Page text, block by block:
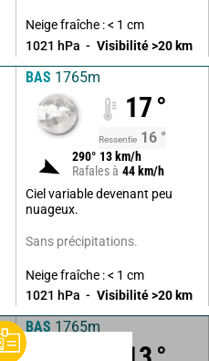
Neige fraîche : < 1 cm
1021 hPa Visibilité >20 km
BAS 1765m
17 °
Ressentie 16 °
290° 13 km/h
Rafales à 44 km/h
Ciel variable devenant peu
nuageux.
Sans précipitations.
Neige fraîche : < 1 cm
1021 hPa Visibilité >20 km
BAS 1765m